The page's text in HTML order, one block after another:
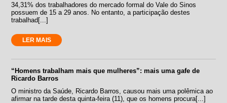
34,31% dos trabalhadores do mercado formal do Vale do Sinos
possuem de 15 a 29 anos. No entanto, a participação destes
trabalhad[...]
LER MAIS
“Homens trabalham mais que mulheres”: mais uma gafe de
Ricardo Barros
O ministro da Saúde, Ricardo Barros, causou mais uma polêmica ao
afirmar na tarde desta quinta-feira (11), que os homens procura[...]